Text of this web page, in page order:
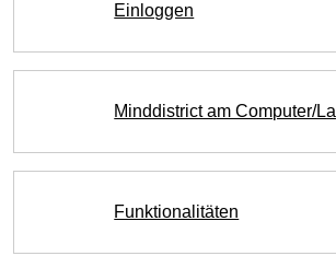
Einloggen
Minddistrict am Computer/
Funktionalitäten